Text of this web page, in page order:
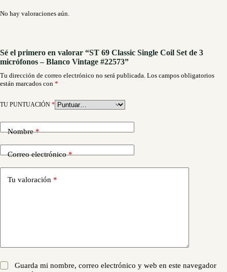
No hay valoraciones aún.
Sé el primero en valorar “ST 69 Classic Single Coil Set de 3
micrófonos – Blanco Vintage #22573”
Tu dirección de correo electrónico no será publicada. Los campos obligatorios
están marcados con *
TU PUNTUACIÓN *
Nombre*
Correo electrónico*
Tu valoración *
Guarda mi nombre, correo electrónico y web en este navegador